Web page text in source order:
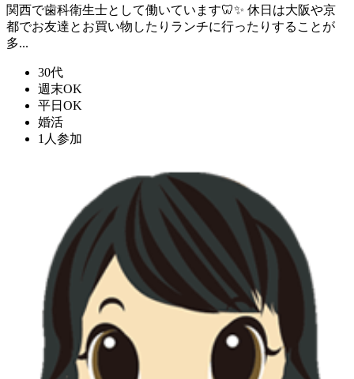
関西で歯科衛生士として働いています🦷✨ 休日は大阪や京
都でお友達とお買い物したりランチに行ったりすることが
多...
30代
週末OK
平日OK
婚活
1人参加